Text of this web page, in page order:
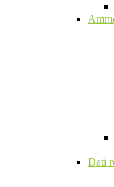
Dati